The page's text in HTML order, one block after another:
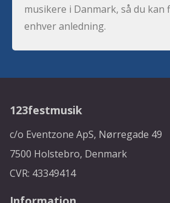
musikere i Danmark, så du kan
enhver anledning.
123festmusik
c/o Eventzone ApS, Nørregade 49
7500 Holstebro, Denmark
CVR: 43349414